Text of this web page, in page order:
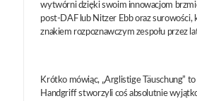
wytwórni dzięki swoim innowacjom
post-DAF lub Nitzer Ebb oraz surowości,
znakiem rozpoznawczym zespołu przez
Krótko mówiąc, „Arglistige Täuschung”
Handgriff stworzyli coś absolutnie